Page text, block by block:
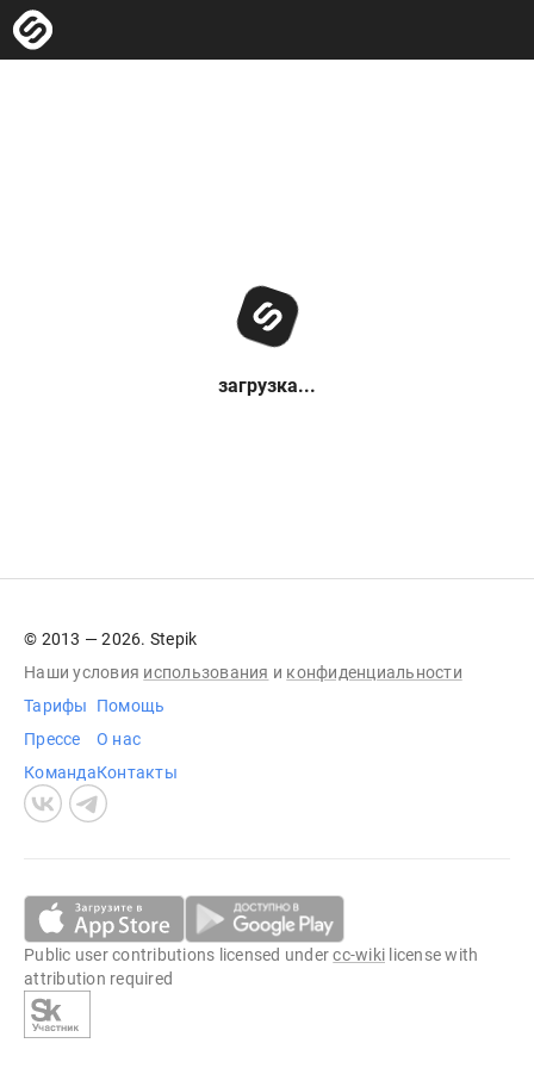
загрузка...
© 2013 — 2026. Stepik
Наши условия использования и конфиденциальности
Тарифы
Прессе
Команда
Помощь
О нас
Контакты
Public user contributions licensed undercc-wiki license with
attribution required